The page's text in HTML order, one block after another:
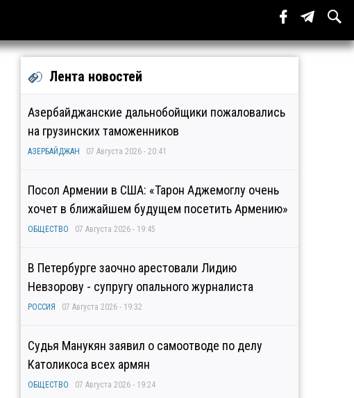
Лента новостей
Азербайджанские дальнобойщики пожаловались
на грузинских таможенников
АЗЕРБАЙДЖАН 07 Августа 2026 - 20:41
Посол Армении в США: «Тарон Аджемоглу очень
хочет в ближайшем будущем посетить Армению»
ОБЩЕСТВО 07 Августа 2026 - 19:45
В Петербурге заочно арестовали Лидию
Невзорову - супругу опального журналиста
РОССИЯ 07 Августа 2026 - 19:32
Судья Манукян заявил о самоотводе по делу
Католикоса всех армян
ОБЩЕСТВО 07 Августа 2026 - 19:24